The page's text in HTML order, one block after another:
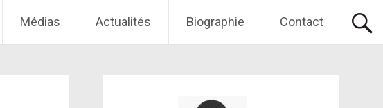
Médias Actualités Biographie Contact